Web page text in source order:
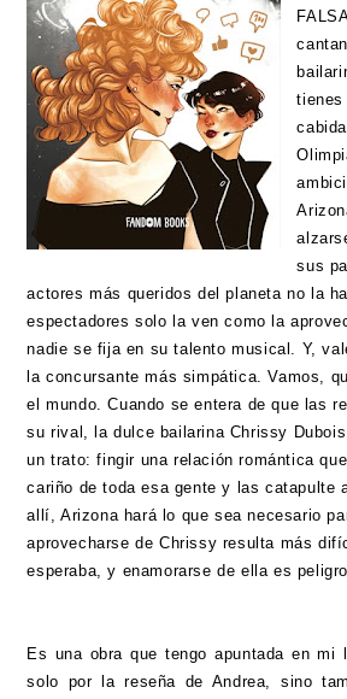
tienes
sus
actores más queridos del planeta no la
espectadores solo la ven como la
nadie se fija en su talento musical. Y,
la concursante más simpática. Vamos,
el mundo. Cuando se entera de que las
su rival, la dulce bailarina Chrissy
un trato: fingir una relación romántica
cariño de toda esa gente y las catapulte
allí, Arizona hará lo que sea necesario
aprovecharse de Chrissy resulta más
esperaba, y enamorarse de ella es
Es una obra que tengo apuntada en
solo por la reseña de Andrea, sino